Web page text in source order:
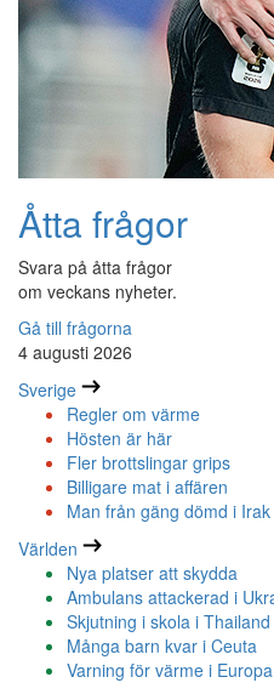
Åtta frågor
Svara på åtta frågor
om veckans nyheter.
Gå till frågorna
4 augusti 2026
Sverige
Regler om värme
Hösten är här
Fler brottslingar grips
Billigare mat i affären
Man från gäng dömd i Irak
Världen
Nya platser att skydda
Ambulans attackerad i
Skjutning i skola i Thailand
Många barn kvar i Ceuta
Varning för värme i Europa